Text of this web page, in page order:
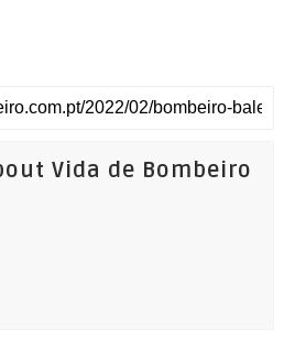
Vida de Bombeiro